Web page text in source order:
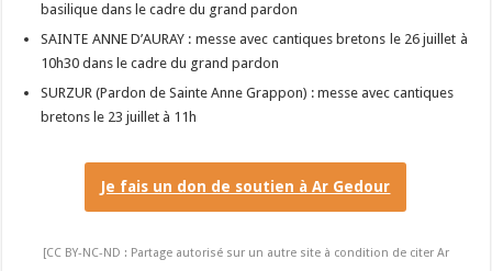
basilique dans le cadre du grand pardon
SAINTE ANNE D’AURAY : messe avec cantiques bretons le 26 juillet à
10h30 dans le cadre du grand pardon
SURZUR (Pardon de Sainte Anne Grappon) : messe avec cantiques
bretons le 23 juillet à 11h
Je fais un don de soutien à Ar Gedour
[CC BY-NC-ND : Partage autorisé sur un autre site à condition de citer Ar